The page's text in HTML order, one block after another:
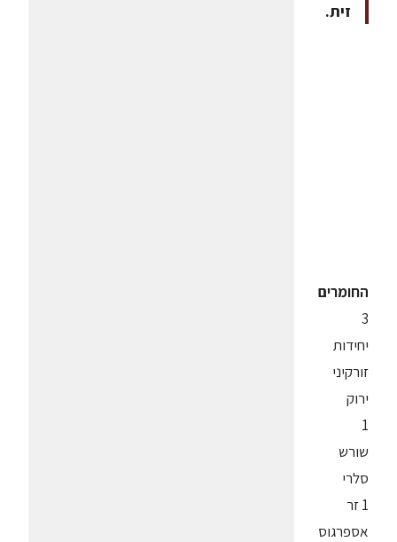
זית.
החומרים
3
יחידות
זורקיני
ירוק
1
שורש
סלרי
1 זר
אספרגוס